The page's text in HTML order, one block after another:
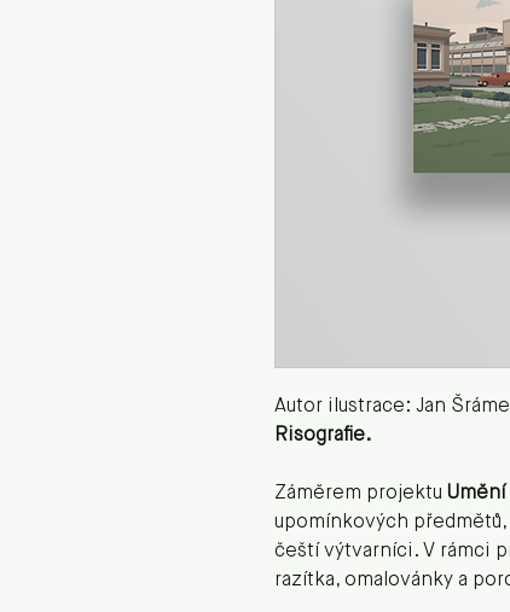
Autor ilustrace: Jan
Risografie.
Záměrem projektu Umění
upomínkových
čeští výtvarníci. V rámci
razítka, omalovánky a